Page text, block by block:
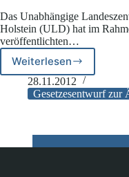
Das Unabhängige
Holstein (ULD) hat im
veröffentlichten…
Weiterlesen
ULD:
Kritik
an
Änderungen
des
28.11.2012
Gesetzesentwurf zur